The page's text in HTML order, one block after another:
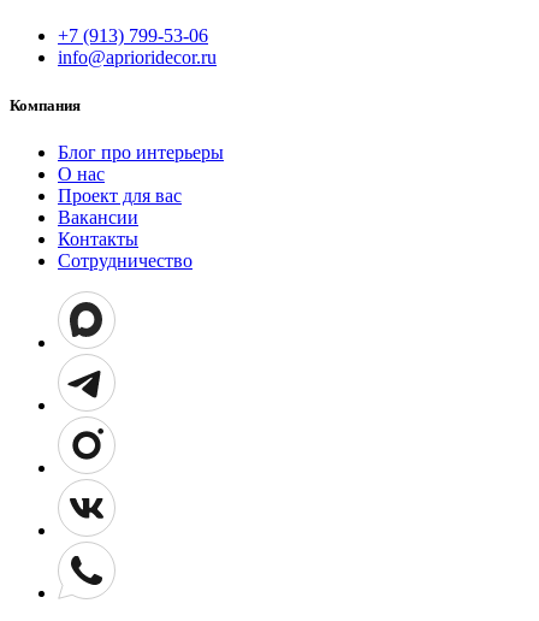
+7 (913) 799-53-06
info@aprioridecor.ru
Компания
Блог про интерьеры
О нас
Проект для вас
Вакансии
Контакты
Сотрудничество